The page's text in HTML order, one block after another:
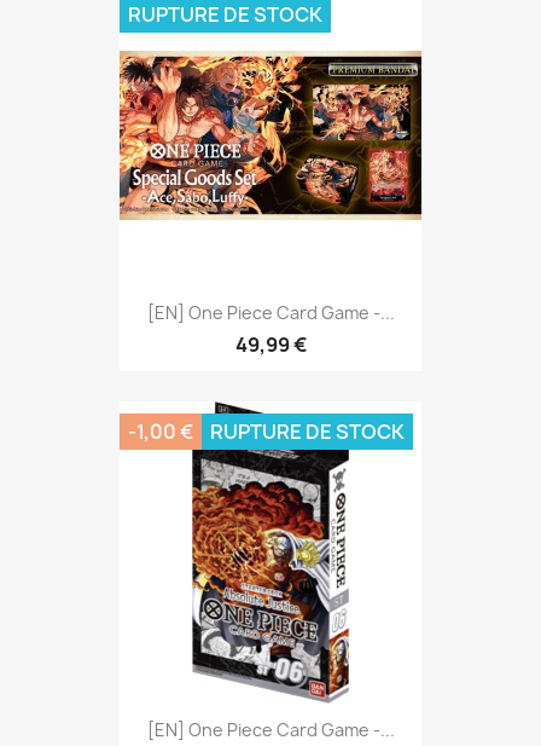
[EN] One Piece Card Game -...
49,99 €
RUPTURE DE STOCK
[EN] One Piece Card Game -...
-1,00 € RUPTURE DE STOCK